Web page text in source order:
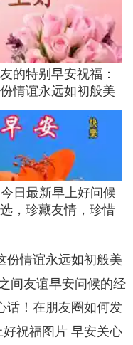
的特别早安祝福：
情谊永远如初般美
日最新早上好问候
，珍藏友情，珍惜
份情谊永远如初般美
间友谊早安问候的经
话！在朋友圈如何发
祝福图片 早安关心